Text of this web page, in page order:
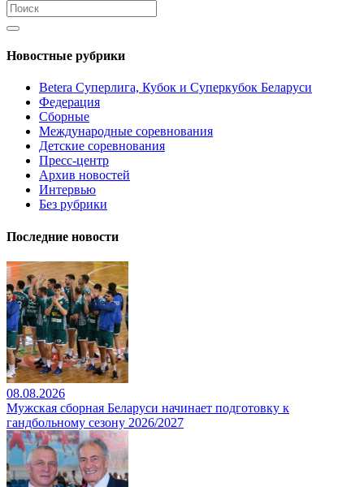
Новостные рубрики
Betera Суперлига, Кубок и Суперкубок Беларуси
Федерация
Сборные
Международные соревнования
Детские соревнования
Пресс-центр
Архив новостей
Интервью
Без рубрики
Последние новости
08.08.2026
Мужская сборная Беларуси начинает подготовку к
гандбольному сезону 2026/2027